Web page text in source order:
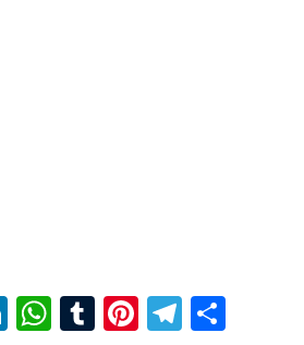
LinkedIn
WhatsApp
Tumblr
Pinterest